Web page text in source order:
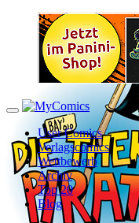
User Comics
Verlagscomics
Wettbewerb
Archiv
Top 20
Blog